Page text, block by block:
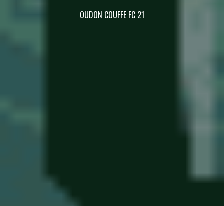
OUDON COUFFE FC 21